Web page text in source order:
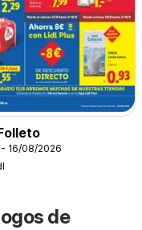
16/08/2026
de